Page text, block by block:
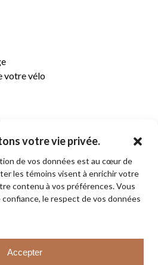
votre vie privée.
de vos données est au cœur de
les témoins visent à enrichir votre
contenu à vos préférences. Vous
le respect de vos données
Accepter
0,00$
votre vélo
vente